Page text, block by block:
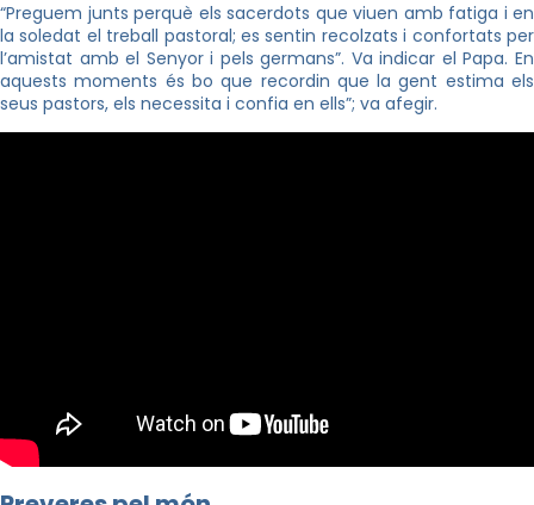
“Preguem junts perquè els sacerdots que viuen amb fatiga i en
la soledat el treball pastoral; es sentin recolzats i confortats per
l’amistat amb el Senyor i pels germans”. Va indicar el Papa. En
aquests moments és bo que recordin que la gent estima els
seus pastors, els necessita i confia en ells”; va afegir.